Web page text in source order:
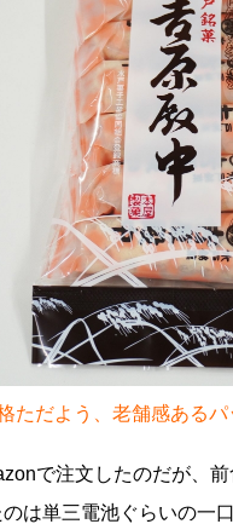
ただよう、老舗感あるパ
で注文したのだが、
は単三電池ぐらいの一